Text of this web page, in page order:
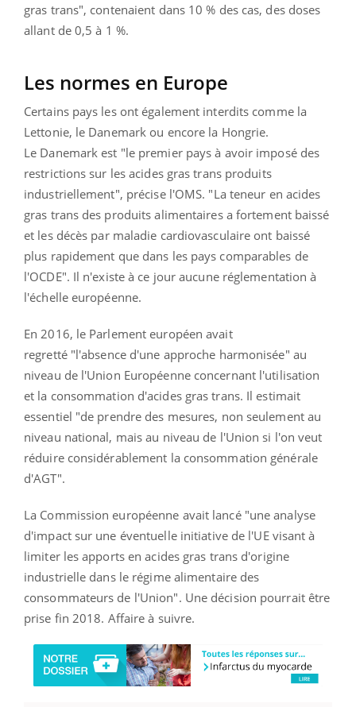
gras trans", contenaient dans 10 % des cas, des doses
allant de 0,5 à 1 %.
Les normes en Europe
Certains pays les ont également interdits comme la
Lettonie, le Danemark ou encore la Hongrie.
Le Danemark est "le premier pays à avoir imposé des
restrictions sur les acides gras trans produits
industriellement", précise l'OMS. "La teneur en acides
gras trans des produits alimentaires a fortement baissé
et les décès par maladie cardiovasculaire ont baissé
plus rapidement que dans les pays comparables de
l'OCDE". Il n'existe à ce jour aucune réglementation à
l'échelle européenne.
En 2016, le Parlement européen avait
regretté "l'absence d'une approche harmonisée" au
niveau de l'Union Européenne concernant l'utilisation
et la consommation d'acides gras trans. Il estimait
essentiel "de prendre des mesures, non seulement au
niveau national, mais au niveau de l'Union si l'on veut
réduire considérablement la consommation générale
d'AGT".
La Commission européenne avait lancé "une analyse
d'impact sur une éventuelle initiative de l'UE visant à
limiter les apports en acides gras trans d'origine
industrielle dans le régime alimentaire des
consommateurs de l'Union". Une décision pourrait être
prise fin 2018. Affaire à suivre.